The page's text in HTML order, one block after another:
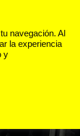
navegación. Al
la experiencia
y